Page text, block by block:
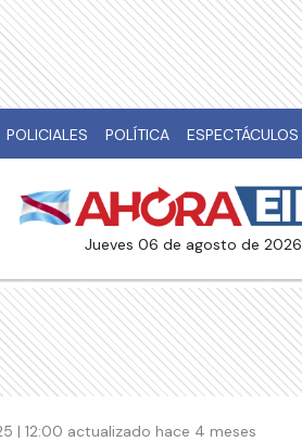
POLICIALES POLÍTICA ESPECTÁCULOS
jueves 06 de agosto de 2026
| 12:00 actualizado hace 4 meses